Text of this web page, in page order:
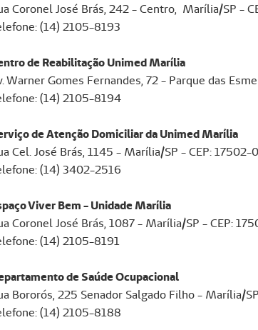
Coronel José Brás, 242 - Centro, Marília/SP -
(14) 2105-8193
de Reabilitação Unimed Marília
Warner Gomes Fernandes, 72 - Parque das
(14) 2105-8194
de Atenção Domiciliar da Unimed Marília
Cel. José Brás, 1145 - Marília/SP - CEP: 17502-
(14) 3402-2516
Viver Bem - Unidade Marília
Coronel José Brás, 1087
(14) 2105-8191
de Saúde Ocupacional
Bororós, 225 Senador Salgado Filho - Marília/
(14) 2105-8188